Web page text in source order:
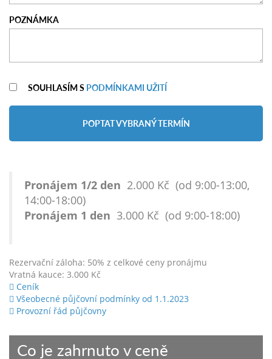
POZNÁMKA
SOUHLASÍM S PODMÍNKAMI UŽITÍ
POPTAT VYBRANÝ TERMÍN
Pronájem 1/2 den 2.000 Kč (od 9:00-13:00,
14:00-18:00)
Pronájem 1 den 3.000 Kč (od 9:00-18:00)
Rezervační záloha: 50% z celkové ceny pronájmu
Vratná kauce: 3.000 Kč
Ceník
Všeobecné půjčovní podmínky od 1.1.2023
Provozní řád půjčovny
Co je zahrnuto v ceně